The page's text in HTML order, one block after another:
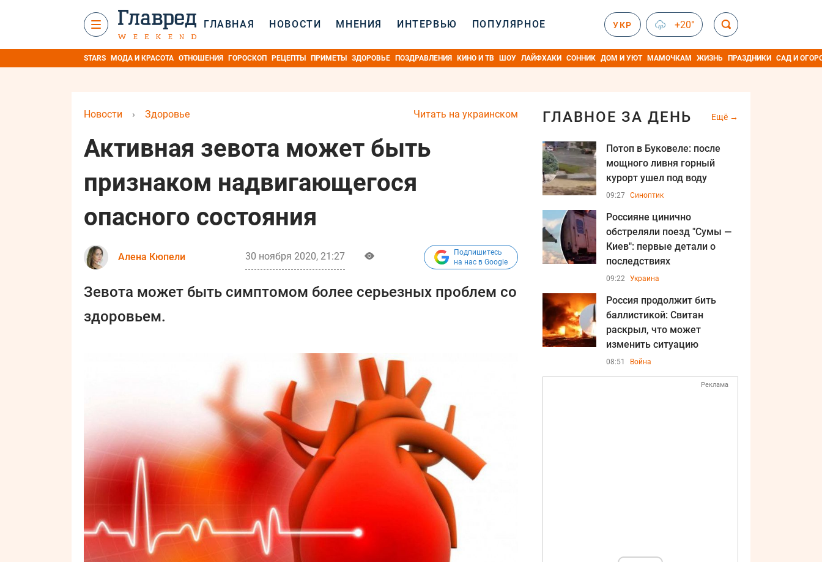
ГЛАВНАЯ НОВОСТИ МНЕНИЯ ИНТЕРВЬЮ ПОПУЛЯРНОЕ УКР +20°
STARS МОДА И КРАСОТА ОТНОШЕНИЯ ГОРОСКОП РЕЦЕПТЫ ПРИМЕТЫ ЗДОРОВЬЕ ПОЗДРАВЛЕНИЯ КИНО И ТВ ШОУ ЛАЙФХАКИ СОННИК ДОМ И УЮТ МАМОЧКАМ ЖИЗНЬ ПРАЗДНИКИ САД И
Читать на украинском
Новости › Здоровье
Активная зевота может быть
признаком надвигающегося
опасного состояния
Алена Кюпели 30 ноября 2020, 21:27
Подпишитесь
на нас в Google
Зевота может быть симптомом более серьезных проблем со
здоровьем.
ГЛАВНОЕ ЗА ДЕНЬ Ещё
Потоп в Буковеле: после
мощного ливня горный
курорт ушел под воду
09:27 Синоптик
Россияне цинично
обстреляли поезд "Сумы —
Киев": первые детали о
последствиях
09:22 Украина
Россия продолжит бить
баллистикой: Свитан
раскрыл, что может
изменить ситуацию
08:51 Война
Реклама